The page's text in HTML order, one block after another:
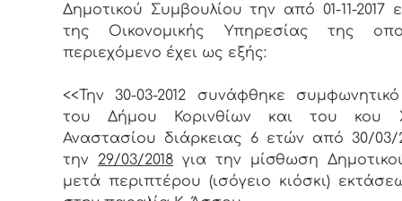
Δημοτικού Συμβουλίου την από 01-11-2017
της Οικονομικής Υπηρεσίας της
περιεχόμενο έχει ως εξής:
<<Την 30-03-2012 συνάφθηκε
του Δήμου Κορινθίων και του κου
Αναστασίου διάρκειας 6 ετών από 30/03/
την 29/03/2018για την μίσθωση
μετά περιπτέρου (ισόγειο κιόσκι)